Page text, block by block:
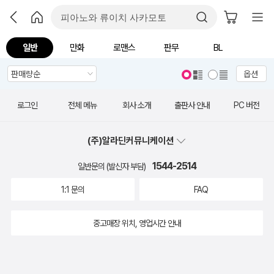
일반 만화 로맨스 판무 BL
옵션
로그인 전체 메뉴 회사 소개 출판사 안내 PC 버전
(주)알라딘커뮤니케이션
일반문의 (발신자 부담) 1544-2514
1:1 문의 FAQ
중고매장 위치, 영업시간 안내